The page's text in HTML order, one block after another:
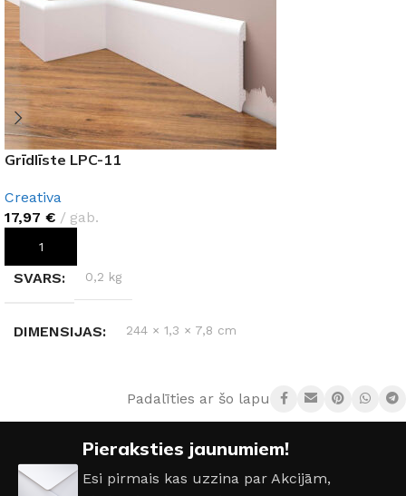
Grīdlīste LPC-11
Creativa
17,97 € gab.
PIEVIENOT GROZAM
SVARS 0,2 kg
DIMENSIJAS 244 × 1,3 × 7,8 cm
Padalīties ar šo lapu:
Pieraksties jaunumiem!
Esi pirmais kas uzzina par Akcijām,